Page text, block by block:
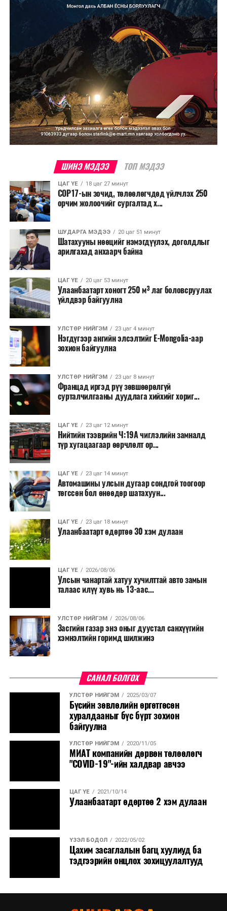
хамгийн эртний марафонуудын нэг бөгөөд анх 1897
онд зохион байгуулагдсан. Түүнээс хойш жил бүр
тасралтгүй зохион байгуулагдаж ирсэн бөгөөд АНУ-
ын Эх орончдын өдөрт зориулан дөрөвдүгээр сарын
гурав дахь Даваа гаригт уламжлал болгон явуулдаг.
Олон улсын марафоны тэмцээнүүд дундаас нэр
хүндээрээ тэргүүлэх энэхүү уралдаанд оролцохын
тулд гүйгчид тодорхой босго хугацаа давсан байх
шаардлагатай нь онцлог юм.
ШИНЭ МЭДЭЭ ТОП МЭДЭЭ
ЦАГ ҮЕ 18 цаг 27 минут
COP17-ын зочид, төлөөлөгчдөд үйлчлэх 250
орчим жолоочийг сургалтад х...
ШУДАРГА МЭДЭЭ 20 цаг 51 минут
Шатахууны нөөцийг нэмэгдүүлэх, доголдлыг
арилгахад анхаарч байна
ЦАГ ҮЕ 20 цаг 53 минут
Улаанбаатарт хоногт 250 м³ лаг боловсруулах
үйлдвэр байгуулна
УЛСТӨР НИЙГЭМ 23 цаг 4 минут
Нэгдүгээр ангийн элсэлтийг E-Mongolia-аар
зохион байгуулна
УЛСТӨР НИЙГЭМ 23 цаг 8 минут
Францад иргэд рүү зөвшөөрөлгүй
сурталчилгааны дуудлага хийхийг хориг...
ЦАГ ҮЕ 23 цаг 12 минут
Нийтийн тээврийн Ч:19А чиглэлийн замналд
түр хугацаагаар өөрчлөлт ор...
ЦАГ ҮЕ 23 цаг 14 минут
Автомашины улсын дугаар сондгой тоогоор
төгссөн бол өнөөдөр шатахуун...
ЦАГ ҮЕ 23 цаг 18 минут
Улаанбаатарт өдөртөө 30 хэм дулаан
ЦАГ ҮЕ 2026/08/06
Улсын чанартай хатуу хучилттай авто замын
талаас илүү хувь нь 13-аас...
УЛСТӨР НИЙГЭМ 2026/08/06
Засгийн газар энэ оныг дуустал санхүүгийн
хэмнэлтийн горимд шилжинэ
САНАЛ БОЛГОХ
УЛСТӨР НИЙГЭМ 2025/03/07
Бүсийн зөвлөлийн өргөтгөсөн
хуралдааныг бүс бүрт зохион
байгуулна
УЛСТӨР НИЙГЭМ 2020/11/05
МИАТ компанийн дөрвөн төлөөлөгч
"COVID-19"-ийн халдвар авчээ
ЦАГ ҮЕ 2021/10/14
Улаанбаатарт өдөртөө 2 хэм дулаан
ҮЗЭЛ БОДОЛ 2022/05/02
Цахим засаглалын багц хуулиуд ба
тэдгээрийн онцлох зохицуулалтууд